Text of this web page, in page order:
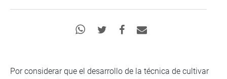
Por considerar que el desarrollo de la técnica de cultivar